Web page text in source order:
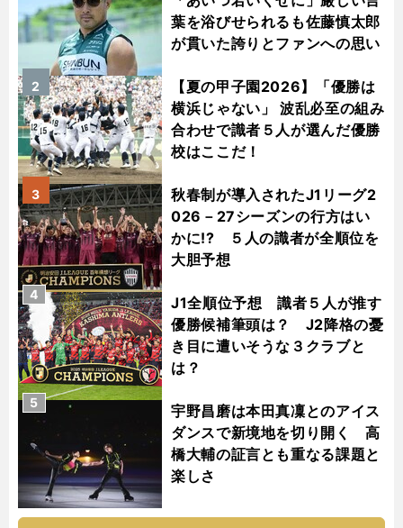
葉を浴びせられるも佐藤慎太郎
が貫いた誇りとファンへの思い
【夏の甲子園2026】「優勝は
横浜じゃない」 波乱必至の組み
合わせで識者５人が選んだ優勝
校はここだ！
2
秋春制が導入されたJ1リーグ2
026－27シーズンの行方はい
かに!? ５人の識者が全順位を
大胆予想
3
J1全順位予想 識者５人が推す
優勝候補筆頭は？ J2降格の憂
き目に遭いそうな３クラブと
は？
4
宇野昌磨は本田真凜とのアイス
ダンスで新境地を切り開く 高
橋大輔の証言とも重なる課題と
楽しさ
5